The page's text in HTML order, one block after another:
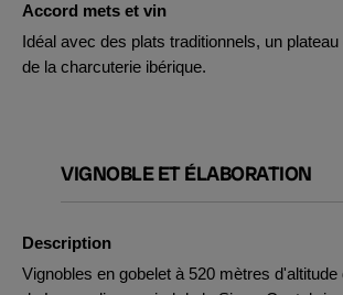
Accord mets et vin
Idéal avec des plats traditionnels, un
de la charcuterie ibérique.
VIGNOBLE ET ÉLABORATION
Description
Vignobles en gobelet à 520 mètres